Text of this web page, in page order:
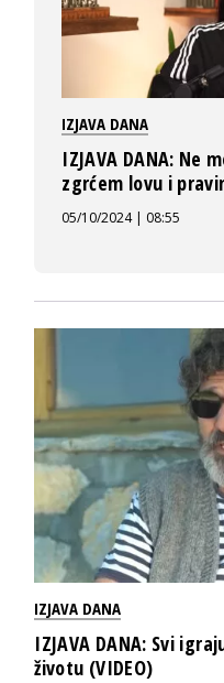
IZJAVA DANA
IZJAVA DANA: Ne
zgrćem lovu i
05/10/2024 | 08:55
IZJAVA DANA
IZJAVA DANA: Svi
životu (VIDEO)